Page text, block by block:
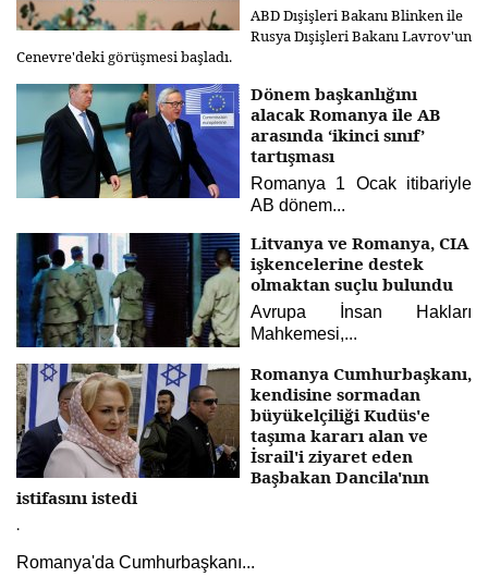
ABD Dışişleri Bakanı Blinken ile
Rusya Dışişleri Bakanı Lavrov'un
Cenevre'deki görüşmesi başladı.
Dönem başkanlığını
alacak Romanya ile AB
arasında ‘ikinci sınıf’
tartışması
Romanya 1 Ocak itibariyle
AB dönem...
Litvanya ve Romanya, CIA
işkencelerine destek
olmaktan suçlu bulundu
Avrupa İnsan Hakları
Mahkemesi,...
Romanya Cumhurbaşkanı,
kendisine sormadan
büyükelçiliği Kudüs'e
taşıma kararı alan ve
İsrail'i ziyaret eden
Başbakan Dancila'nın
istifasını istedi
.
Romanya'da Cumhurbaşkanı...